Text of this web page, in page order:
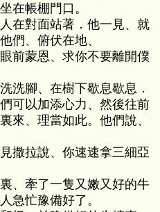
在帳棚門口。
在對面站著．他一見、就
們、俯伏在地、
前蒙恩、求你不要離開僕
洗腳、在樹下歇息歇息．
可以加添心力、然後往前
來、理當如此。他們說、
撒拉說、你速速拿三細亞
、牽了一隻又嫩又好的牛
急忙豫備好了。